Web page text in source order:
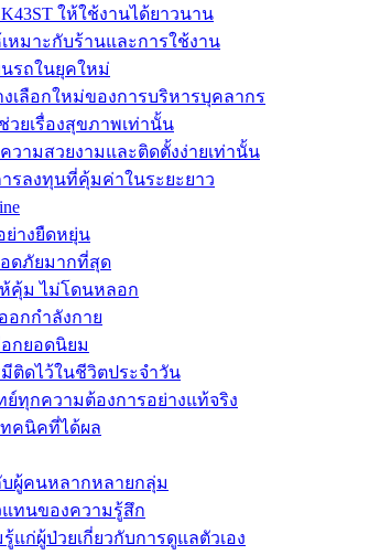
ให้ใช้งานได้ยาวนาน
เหมาะกับร้านและการใช้งาน
รถในยุคใหม่
เลือกใหม่ของการบริหารบุคลากร
วยเรื่องสุขภาพเท่านั้น
วามสวยงามและติดตั้งง่ายเท่านั้น
รลงทุนที่คุ้มค่าในระยะยาว
ย่างยืดหยุ่น
อดภัยมากที่สุด
ห้คุ้ม ไม่โดนหลอก
อกกำลังกาย
กยอดนิยม
ติดไว้ในชีวิตประจำวัน
ทุกความต้องการอย่างแท้จริง
คนิคที่ได้ผล
บผู้คนหลากหลายกลุ่ม
แทนของความรู้สึก
ก่ผู้ป่วยเกี่ยวกับการดูแลตัวเอง